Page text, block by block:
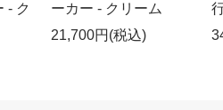
- ク
ーカー - クリーム
21,700円(税込)